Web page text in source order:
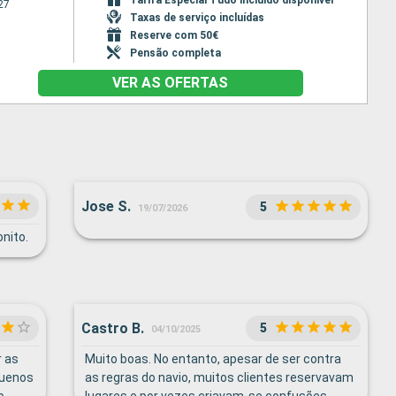
Taxas de serviço incluídas
Reserve com 50€
Pensão completa
VER AS OFERTAS
Jose S. 19/07/2026 5
as
Castro B. 04/10/2025 5
Muito boas. No entanto, apesar de ser contra
as regras do navio, muitos clientes reservavam